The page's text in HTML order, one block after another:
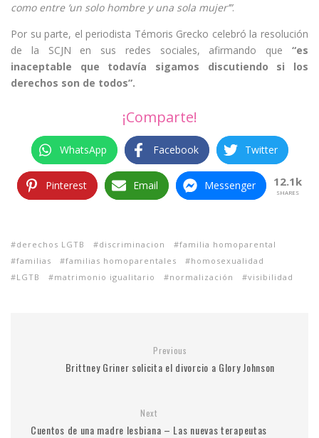
como entre ‘un solo hombre y una sola mujer’”.
Por su parte, el periodista Témoris Grecko celebró la resolución
de la SCJN en sus redes sociales, afirmando que “es
inaceptable que todavía sigamos discutiendo si los
derechos son de todos”.
¡Comparte!
WhatsApp Facebook Twitter
Pinterest Email Messenger 12.1k
SHARES
derechos LGTB discriminacion
familia homoparental
familias
familias homoparentales
homosexualidad
LGTB
matrimonio igualitario normalización visibilidad
Previous
Brittney Griner solicita el divorcio a Glory Johnson
Next
Cuentos de una madre lesbiana – Las nuevas terapeutas